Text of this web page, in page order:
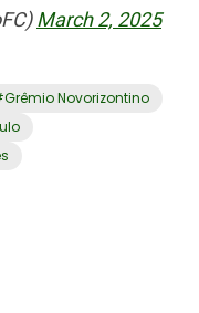
March 2, 2025
Grêmio Novorizontino